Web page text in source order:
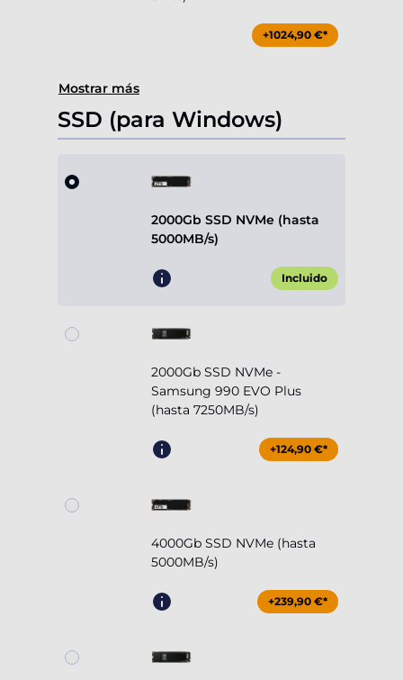
+1024,90 €*
Mostrar más
SSD (para Windows)
2000Gb SSD NVMe (hasta
5000MB/s)
Incluido
2000Gb SSD NVMe -
Samsung 990 EVO Plus
(hasta 7250MB/s)
+124,90 €*
4000Gb SSD NVMe (hasta
5000MB/s)
+239,90 €*